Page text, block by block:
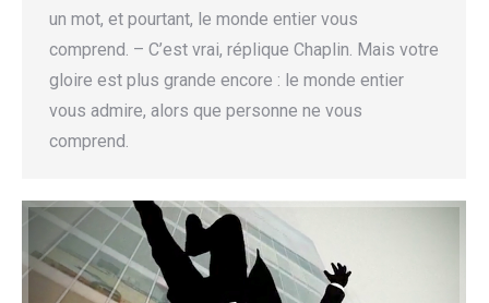
un mot, et pourtant, le monde entier vous
comprend. – C’est vrai, réplique Chaplin. Mais votre
gloire est plus grande encore : le monde entier
vous admire, alors que personne ne vous
comprend.